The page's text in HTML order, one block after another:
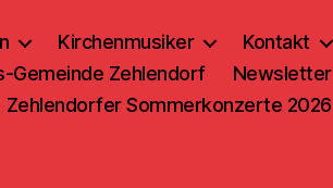
Kirchenmusiker
Kontakt
Gemeinde Zehlendorf
Newsletter
Zehlendorfer Sommerkonzerte 2026